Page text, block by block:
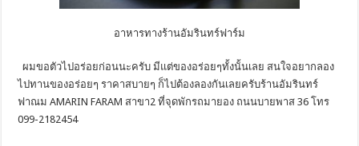
อาหารทางร้านอัมรินทร์ฟาร์ม
ผมขอตัวไปอร่อยก่อนนะครับ มีแต่ของอร่อยๆทั้งนั้นเลย สนใจอยากลอง
ไปทานของอร่อยๆ ราคาสบายๆ ก็ไปต้องลองกันเลยครับร้านอัมรินทร์
ฟาณม AMARIN FARAM สาขา2 ที่จุดพักรถมายอง ถนนบายพาส 36 โทร
099-2182454